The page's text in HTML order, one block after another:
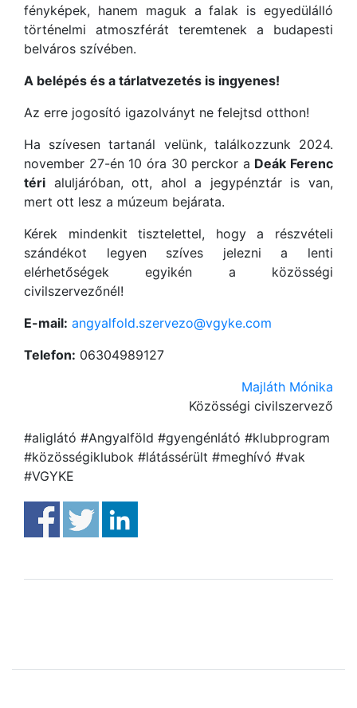
fényképek, hanem maguk a falak is egyedülálló
történelmi atmoszférát teremtenek a budapesti
belváros szívében.
A belépés és a tárlatvezetés is ingyenes!
Az erre jogosító igazolványt ne felejtsd otthon!
Ha szívesen tartanál velünk, találkozzunk 2024.
november 27-én 10 óra 30 perckor a Deák Ferenc
téri aluljáróban, ott, ahol a jegypénztár is van,
mert ott lesz a múzeum bejárata.
Kérek mindenkit tisztelettel, hogy a részvételi
szándékot legyen szíves jelezni a lenti
elérhetőségek egyikén a közösségi
civilszervezőnél!
E-mail: angyalfold.szervezo@vgyke.com
Telefon: 06304989127
Majláth Mónika
Közösségi civilszervező
#aliglátó #Angyalföld #gyengénlátó #klubprogram
#közösségiklubok #látássérült #meghívó #vak
#VGYKE